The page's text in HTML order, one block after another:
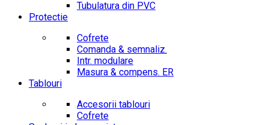
Tubulatura din PVC
Protectie
Cofrete
Comanda & semnaliz.
Intr. modulare
Masura & compens. ER
Tablouri
Accesorii tablouri
Cofrete